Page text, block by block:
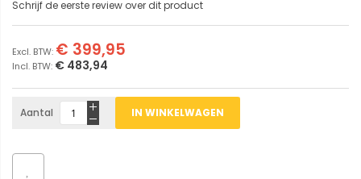
Schrijf de eerste review over dit product
€ 483,94
€ 399,95
Aantal IN WINKELWAGEN